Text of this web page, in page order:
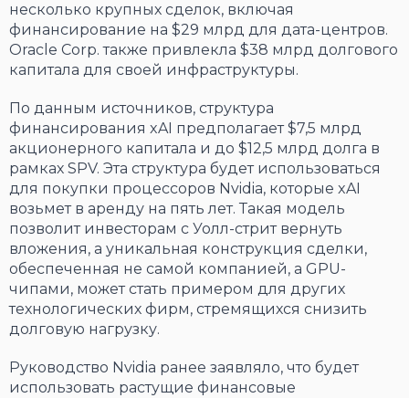
несколько крупных сделок, включая
финансирование на $29 млрд для дата-центров.
Oracle Corp. также привлекла $38 млрд долгового
капитала для своей инфраструктуры.
По данным источников, структура
финансирования xAI предполагает $7,5 млрд
акционерного капитала и до $12,5 млрд долга в
рамках SPV. Эта структура будет использоваться
для покупки процессоров Nvidia, которые xAI
возьмет в аренду на пять лет. Такая модель
позволит инвесторам с Уолл-стрит вернуть
вложения, а уникальная конструкция сделки,
обеспеченная не самой компанией, а GPU-
чипами, может стать примером для других
технологических фирм, стремящихся снизить
долговую нагрузку.
Руководство Nvidia ранее заявляло, что будет
использовать растущие финансовые